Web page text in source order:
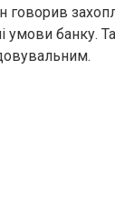
говорив
умови банку.